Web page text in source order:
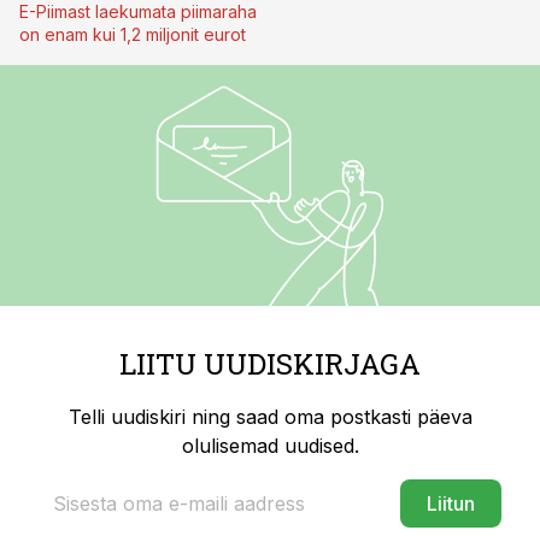
E-Piimast laekumata piimaraha
on enam kui 1,2 miljonit eurot
LIITU UUDISKIRJAGA
Telli uudiskiri ning saad oma postkasti päeva
olulisemad uudised.
Liitun